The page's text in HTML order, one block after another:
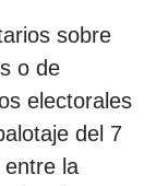
sobre
o de
electorales
del 7
entre la